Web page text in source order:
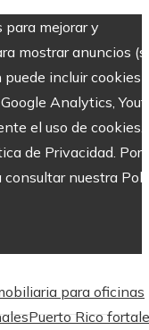
mejorar y
mostrar anuncios
incluir cookies
Analytics,
el uso de cookies.
de Privacidad. Por
nuestra
para oficinas
Puerto Rico